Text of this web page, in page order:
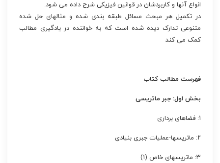
انواع آنها و کاربردشان در قوانین فیزیکی شرح داده می شود.
در تکمیل هر مبحث مسائل طبقه بندی شده و مثالهای حل شده
متنوعی تدارک دیده شده است که به خواننده در یادگیری مطالب
کمک می کند
فهرست مطالب کتاب
بخش اول: جبر ماتریسی
۱: فضاهای برداری
۲: ماتریسها-عملیات جبری بنیادی
۳: ماتریسهای خاص (۱)